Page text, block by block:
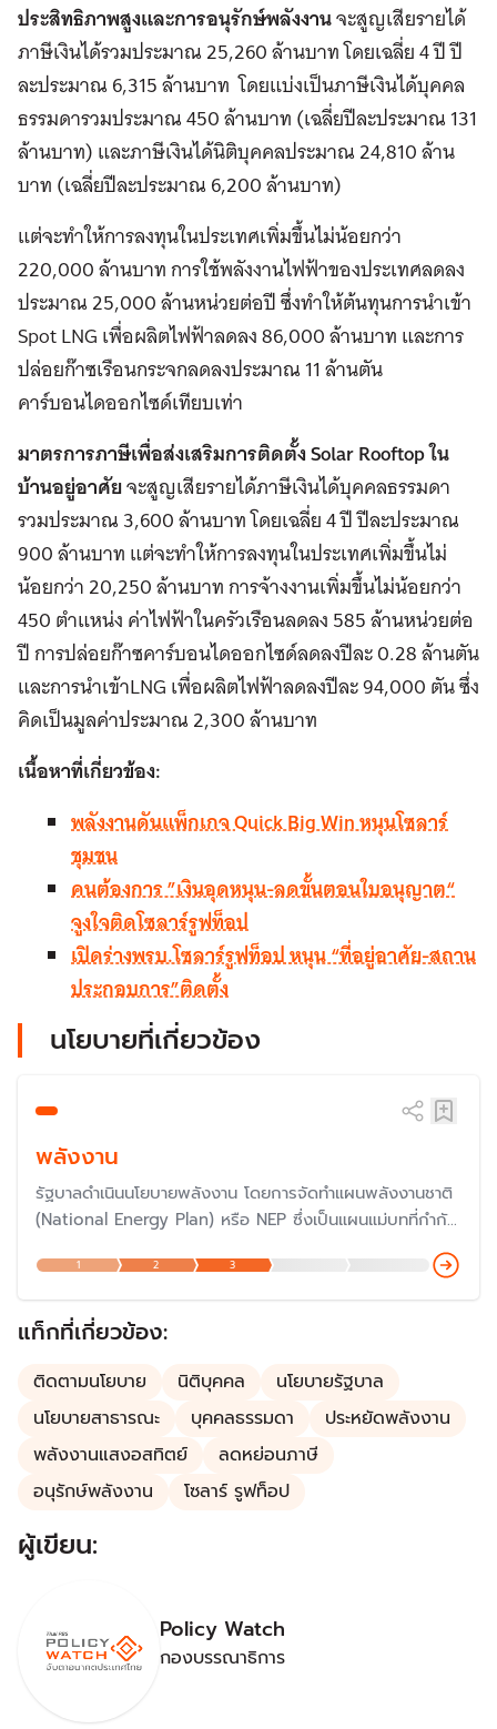
ประสิทธิภาพสูงและการอนุรักษ์พลังงานจะสูญเสียรายได้
ภาษีเงินได้รวมประมาณ 25,260 ล้านบาท โดยเฉลี่ย 4 ปี ปี
ละประมาณ 6,315 ล้านบาท โดยแบ่งเป็นภาษีเงินได้บุคคล
ธรรมดารวมประมาณ 450 ล้านบาท (เฉลี่ยปีละประมาณ 131
ล้านบาท) และภาษีเงินได้นิติบุคคลประมาณ 24,810 ล้าน
บาท (เฉลี่ยปีละประมาณ 6,200 ล้านบาท)
แต่จะทำให้การลงทุนในประเทศเพิ่มขึ้นไม่น้อยกว่า
220,000 ล้านบาท การใช้พลังงานไฟฟ้าของประเทศลดลง
ประมาณ 25,000 ล้านหน่วยต่อปี ซึ่งทำให้ต้นทุนการนำเข้า
Spot LNG เพื่อผลิตไฟฟ้าลดลง 86,000 ล้านบาท และการ
ปล่อยก๊าซเรือนกระจกลดลงประมาณ 11 ล้านตัน
คาร์บอนไดออกไซด์เทียบเท่า
มาตรการภาษีเพื่อส่งเสริมการติดตั้ง Solar Rooftop ใน
บ้านอยู่อาศัยจะสูญเสียรายได้ภาษีเงินได้บุคคลธรรมดา
รวมประมาณ 3,600 ล้านบาท โดยเฉลี่ย 4 ปี ปีละประมาณ
900 ล้านบาท แต่จะทำให้การลงทุนในประเทศเพิ่มขึ้นไม่
น้อยกว่า 20,250 ล้านบาท การจ้างงานเพิ่มขึ้นไม่น้อยกว่า
450 ตำแหน่ง ค่าไฟฟ้าในครัวเรือนลดลง 585 ล้านหน่วยต่อ
ปี การปล่อยก๊าซคาร์บอนไดออกไซด์ลดลงปีละ 0.28 ล้านตัน
และการนำเข้าLNG เพื่อผลิตไฟฟ้าลดลงปีละ 94,000 ตัน ซึ่ง
คิดเป็นมูลค่าประมาณ 2,300 ล้านบาท
เนื้อหาที่เกี่ยวข้อง:
พลังงานดันแพ็กเกจ Quick Big Win หนุนโซลาร์
ชุมชน
คนต้องการ ”เงินอุดหนุน-ลดขั้นตอนใบอนุญาต“
จูงใจติดโซลาร์รูฟท็อป
เปิดร่างพรบ.โซลาร์รูฟท็อป หนุน “ที่อยู่อาศัย-สถาน
ประกอบการ”ติดตั้ง
นโยบายที่เกี่ยวข้อง
พลังงาน
รัฐบาลดำเนินนโยบายพลังงาน โดยการจัดทำแผนพลังงานชาติ
(National Energy Plan) หรือ NEP ซึ่งเป็นแผนแม่บทที่กำกับ
ทิศทางการพัฒนานโยบายพลังงานของประเทศ โดยมีผู้รับผิด
ชอบคือ สำนักงานนโยบายและแผนพลังงาน (สนพ.) กระทรวง
พลังงาน ประกอบไปด้วยแผนพลังงานอีก 5 แผน คือ แผน
PDP แผน AEDP แผน EEP แผน Gas Plan และแผน Oil
1 2 3
แท็กที่เกี่ยวข้อง:
ติดตามนโยบาย นิติบุคคล
นโยบายรัฐบาล
นโยบายสาธารณะ
บุคคลธรรมดา
ประหยัดพลังงาน
พลังงานแสงอสทิตย์
ลดหย่อนภาษี
อนุรักษ์พลังงาน
โซลาร์ รูฟท็อป
ผู้เขียน:
Policy Watch
กองบรรณาธิการ